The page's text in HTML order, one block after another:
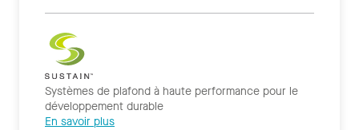
Systèmes de plafond à haute performance pour le
développement durable
En savoir plus